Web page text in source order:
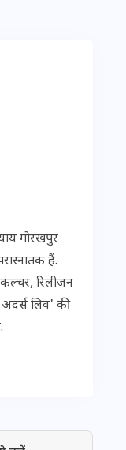
गोरखपुर
हैं.
रिलीजन
लिव' की